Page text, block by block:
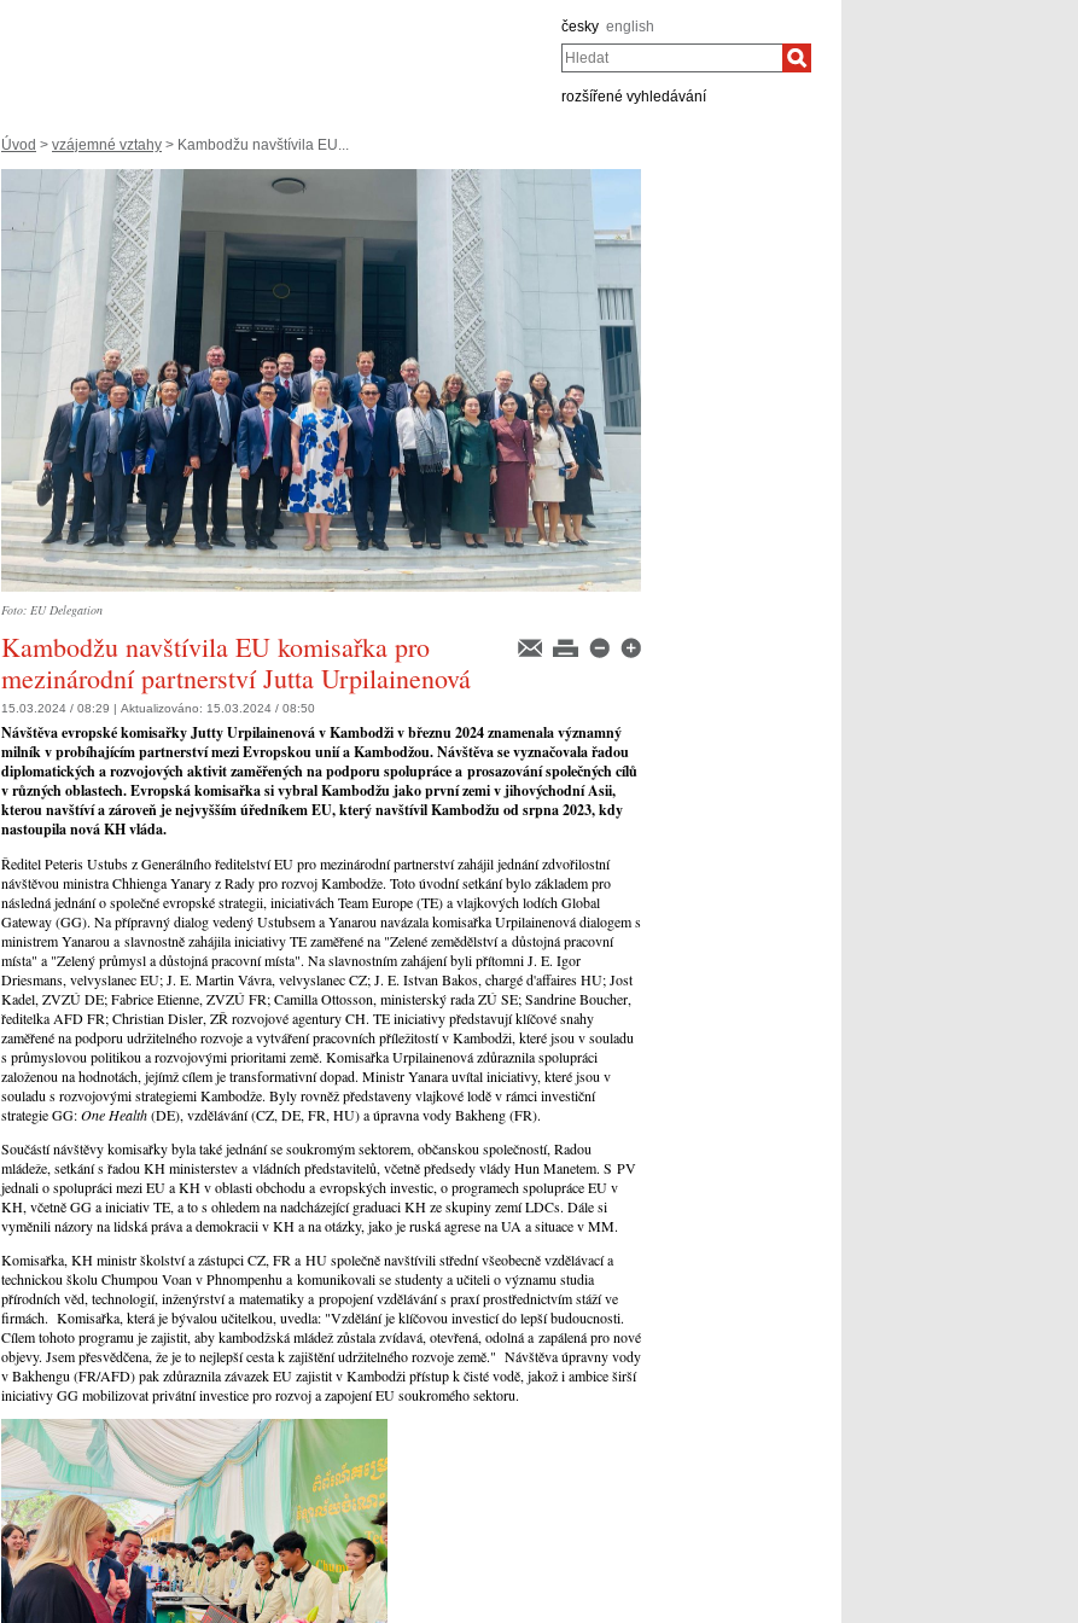
česky english
Hledat
rozšířené vyhledávání
Úvod > vzájemné vztahy > Kambodžu navštívila EU...
Foto: EU Delegation
Kambodžu navštívila EU komisařka pro
mezinárodní partnerství Jutta Urpilainenová
15.03.2024 / 08:29 | Aktualizováno: 15.03.2024 / 08:50
Návštěva evropské komisařky Jutty Urpilainenová v Kambodži v březnu 2024 znamenala významný
milník v probíhajícím partnerství mezi Evropskou unií a Kambodžou. Návštěva se vyznačovala řadou
diplomatických a rozvojových aktivit zaměřených na podporu spolupráce a prosazování společných cílů
v různých oblastech. Evropská komisařka si vybral Kambodžu jako první zemi v jihovýchodní Asii,
kterou navštíví a zároveň je nejvyšším úředníkem EU, který navštívil Kambodžu od srpna 2023, kdy
nastoupila nová KH vláda.
Ředitel Peteris Ustubs z Generálního ředitelství EU pro mezinárodní partnerství zahájil jednání zdvořilostní
návštěvou ministra Chhienga Yanary z Rady pro rozvoj Kambodže. Toto úvodní setkání bylo základem pro
následná jednání o společné evropské strategii, iniciativách Team Europe (TE) a vlajkových lodích Global
Gateway (GG). Na přípravný dialog vedený Ustubsem a Yanarou navázala komisařka Urpilainenová dialogem s
ministrem Yanarou a slavnostně zahájila iniciativy TE zaměřené na "Zelené zemědělství a důstojná pracovní
místa" a "Zelený průmysl a důstojná pracovní místa". Na slavnostním zahájení byli přítomni J. E. Igor
Driesmans, velvyslanec EU; J. E. Martin Vávra, velvyslanec CZ; J. E. Istvan Bakos, chargé d'affaires HU; Jost
Kadel, ZVZÚ DE; Fabrice Etienne, ZVZÚ FR; Camilla Ottosson, ministerský rada ZÚ SE; Sandrine Boucher,
ředitelka AFD FR; Christian Disler, ZŘ rozvojové agentury CH. TE iniciativy představují klíčové snahy
zaměřené na podporu udržitelného rozvoje a vytváření pracovních příležitostí v Kambodži, které jsou v souladu
s průmyslovou politikou a rozvojovými prioritami země. Komisařka Urpilainenová zdůraznila spolupráci
založenou na hodnotách, jejímž cílem je transformativní dopad. Ministr Yanara uvítal iniciativy, které jsou v
souladu s rozvojovými strategiemi Kambodže. Byly rovněž představeny vlajkové lodě v rámci investiční
strategie GG:One Health(DE), vzdělávání (CZ, DE, FR, HU) a úpravna vody Bakheng (FR).
Součástí návštěvy komisařky byla také jednání se soukromým sektorem, občanskou společností, Radou
mládeže, setkání s řadou KH ministerstev a vládních představitelů, včetně předsedy vlády Hun Manetem. S PV
jednali o spolupráci mezi EU a KH v oblasti obchodu a evropských investic, o programech spolupráce EU v
KH, včetně GG a iniciativ TE, a to s ohledem na nadcházející graduaci KH ze skupiny zemí LDCs. Dále si
vyměnili názory na lidská práva a demokracii v KH a na otázky, jako je ruská agrese na UA a situace v MM.
Komisařka, KH ministr školství a zástupci CZ, FR a HU společně navštívili střední všeobecně vzdělávací a
technickou školu Chumpou Voan v Phnompenhu a komunikovali se studenty a učiteli o významu studia
přírodních věd, technologií, inženýrství a matematiky a propojení vzdělávání s praxí prostřednictvím stáží ve
firmách. Komisařka, která je bývalou učitelkou, uvedla: "Vzdělání je klíčovou investicí do lepší budoucnosti.
Cílem tohoto programu je zajistit, aby kambodžská mládež zůstala zvídavá, otevřená, odolná a zapálená pro nové
objevy. Jsem přesvědčena, že je to nejlepší cesta k zajištění udržitelného rozvoje země." Návštěva úpravny vody
v Bakhengu (FR/AFD) pak zdůraznila závazek EU zajistit v Kambodži přístup k čisté vodě, jakož i ambice širší
iniciativy GG mobilizovat privátní investice pro rozvoj a zapojení EU soukromého sektoru.